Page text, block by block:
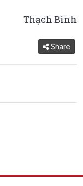
Thạch Bình
Share